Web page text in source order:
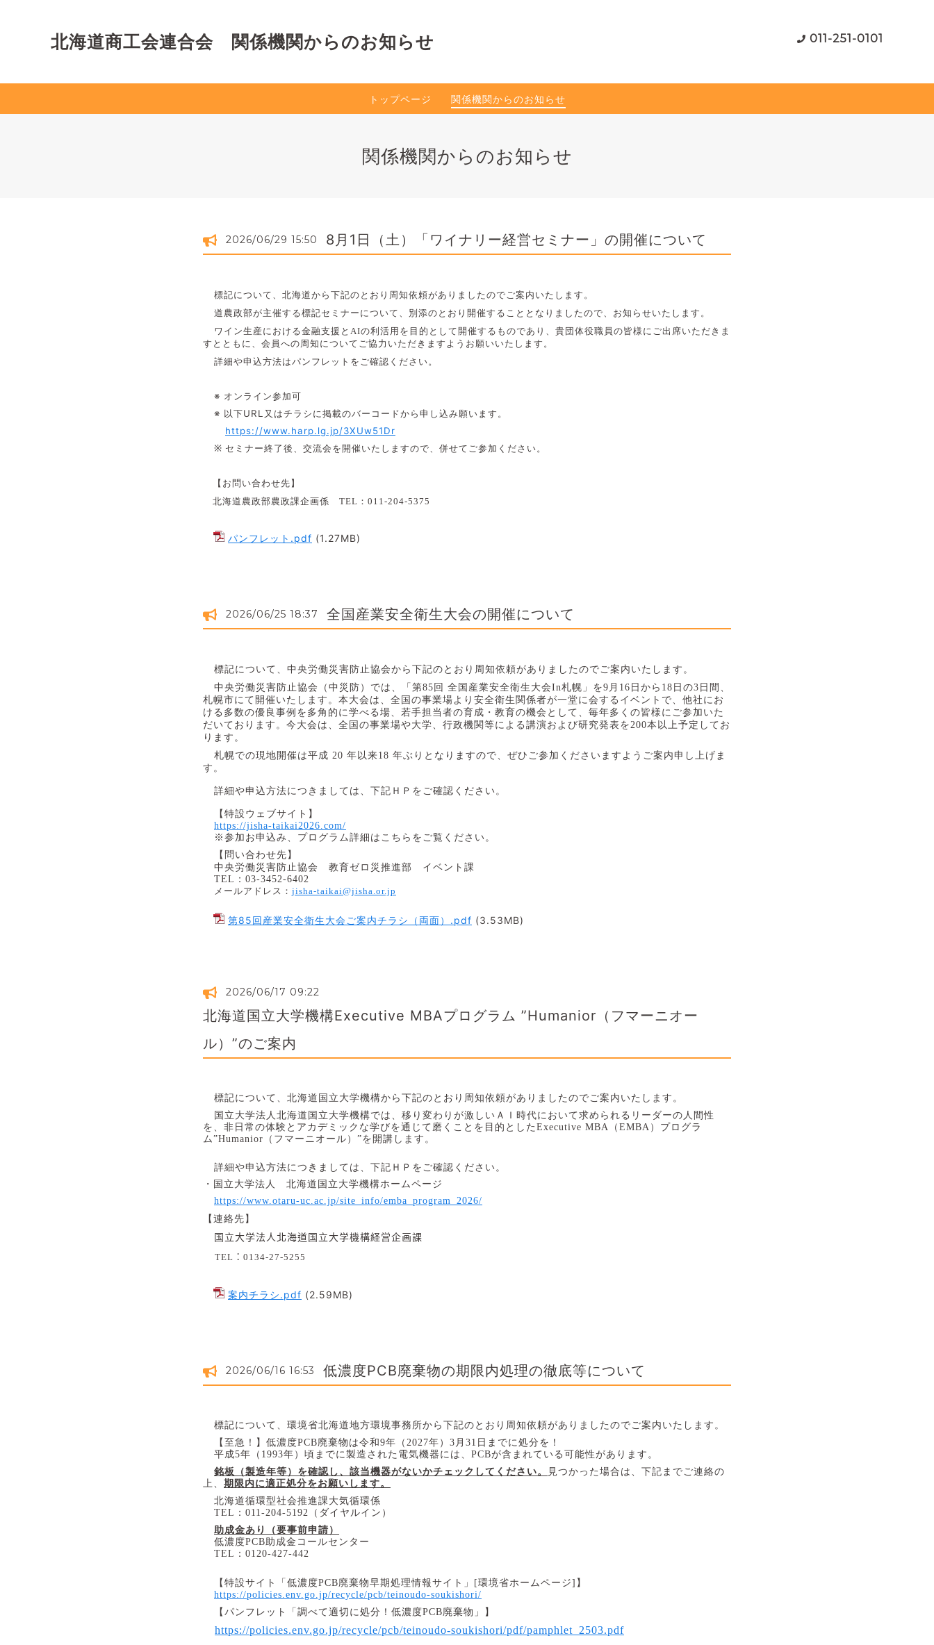
北海道商工会連合会 関係機関からのお知らせ 011-251-0101
トップページ 関係機関からのお知らせ
関係機関からのお知らせ
2026/06/29 15:50 8月1日（土）「ワイナリー経営セミナー」の開催について
標記について、北海道から下記のとおり周知依頼がありましたのでご案内いたします。
道農政部が主催する標記セミナーについて、別添のとおり開催することとなりましたので、お知らせいたします。
ワイン生産における金融支援と AIの利活用を目的として開催するものであり、貴団体役職員の皆様にご出席いただきま
すとともに、会員への周知についてご協力いただきますようお願いいたします。
詳細や申込方法はパンフレットをご確認ください。
※ オンライン参加可
※ 以下URL 又はチラシに掲載のバーコードから申し込み願います。
https://www.harp.lg.jp/3XUw51Dr
※ セミナー終了後、交流会を開催いたしますので、併せてご参加ください。
【お問い合わせ先】
北海道農政部農政課企画係 TEL ： 011-204-5375
パンフレット.pdf (1.27MB)
2026/06/25 18:37 全国産業安全衛生大会の開催について
標記について、中央労働災害防止協会から下記のとおり周知依頼がありましたのでご案内いたします。
中央労働災害防止協会（中災防）では、「第85 回 全国産業安全衛生大会In札幌」を9 月 16 日から 18 日の3 日間、
札幌市にて開催いたします。本大会は、全国の事業場より安全衛生関係者が一堂に会するイベントで、他社にお
ける多数の優良事例を多角的に学べる場、若手担当者の育成・教育の機会として、毎年多くの皆様にご参加いた
だいております。今大会は、全国の事業場や大学、行政機関等による講演および研究発表を200本以上予定してお
ります。
札幌での現地開催は平成 20 年以来18 年ぶりとなりますので、ぜひご参加くださいますようご案内申し上げま
す。
詳細や申込方法につきましては、下記ＨＰをご確認ください。
【特設ウェブサイト】
https://jisha-taikai2026.com/
※参加お申込み、プログラム詳細はこちらをご覧ください。
【問い合わせ先】
中央労働災害防止協会 教育ゼロ災推進部 イベント課
TEL ： 03-3452-6402
メールアドレス： jisha-taikai@jisha.or.jp
第85回産業安全衛生大会ご案内チラシ（両面）.pdf (3.53MB)
2026/06/17 09:22
北海道国立大学機構Executive MBAプログラム ”Humanior（フマーニオー
ル）”のご案内
標記について、北海道国立大学機構から下記のとおり周知依頼がありましたのでご案内いたします。
国立大学法人北海道国立大学機構では、移り変わりが激しいＡＩ時代において求められるリーダーの人間性
を、非日常の体験とアカデミックな学びを通じて磨くことを目的とした Executive MBA （ EMBA ）プログラ
ム”Humanior （フマーニオール） ”を開講します。
詳細や申込方法につきましては、下記ＨＰをご確認ください。
・国立大学法人 北海道国立大学機構ホームページ
https://www.otaru-uc.ac.jp/site_info/emba_program_2026/
【連絡先】
国立大学法人北海道国立大学機構経営企画課
TEL ： 0134-27-5255
案内チラシ.pdf (2.59MB)
2026/06/16 16:53 低濃度PCB廃棄物の期限内処理の徹底等について
標記について、環境省北海道地方環境事務所から下記のとおり周知依頼がありましたのでご案内いたします。
【至急！】低濃度PCB廃棄物は令和 9年（ 2027年） 3 月 31 日までに処分を！
平成5年（ 1993年）頃までに製造された電気機器には、 PCBが含まれている可能性があります。
銘板（製造年等）を確認し、該当機器がないかチェックしてください。
見つかった場合は、下記までご連絡の
上、 期限内に適正処分をお願いします。
北海道循環型社会推進課大気循環係
TEL ： 011-204-5192 （ダイヤルイン）
助成金あり（要事前申請）
低濃度PCB助成金コールセンター
TEL ： 0120-427-442
【特設サイト「低濃度PCB廃棄物早期処理情報サイト」 [環境省ホームページ] 】
https://policies.env.go.jp/recycle/pcb/teinoudo-soukishori/
【パンフレット「調べて適切に処分！低濃度PCB廃棄物」】
https://policies.env.go.jp/recycle/pcb/teinoudo-soukishori/pdf/pamphlet_2503.pdf